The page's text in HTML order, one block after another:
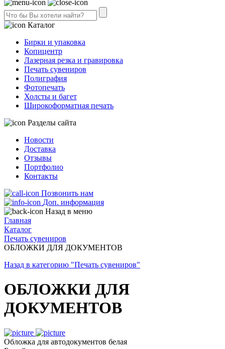
Каталог
Бирки и упаковка
Копицентр
Лазерная резка и гравировка
Печать сувениров
Полиграфия
Фотопечать
Холсты и багет
Широкоформатная печать
Разделы сайта
Новости
Доставка
Отзывы
Портфолио
Контакты
Позвонить нам
Доп. информация
Назад в меню
Главная
Каталог
Печать сувениров
ОБЛОЖКИ ДЛЯ ДОКУМЕНТОВ
Назад в категорию "Печать сувениров"
ОБЛОЖКИ ДЛЯ
ДОКУМЕНТОВ
Обложка для автодокументов белая